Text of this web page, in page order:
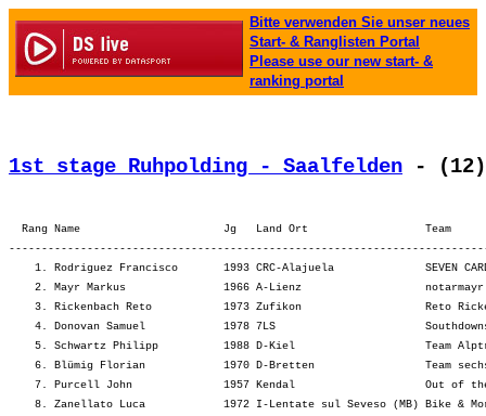
Bitte verwenden Sie unser neues
Start- & Ranglisten Portal
Please use our new start- &
ranking portal
1st stage Ruhpolding - Saalfelden -
Rang Name                      Jg   Land Ort                  Team
1. Rodriguez Francisco       1993 CRC-Alajuela              SEVEN
2. Mayr Markus               1966 A-Lienz
3. Rickenbach Reto           1973 Zufikon                   Reto
4. Donovan Samuel            1978 7LS
5. Schwartz Philipp          1988 D-Kiel                    Team
6. Blümig Florian            1970 D-Bretten                 Team
7. Purcell John              1957 Kendal                    Out of
8. Zanellato Luca            1972 I-Lentate sul Seveso (MB) Bike &